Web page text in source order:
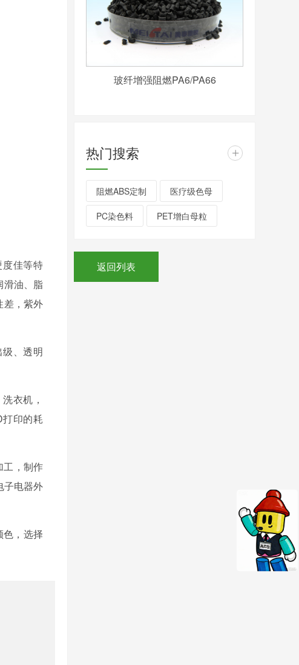
佳等特
滑油、脂
差，紫外
、透明
衣机，
印的耗
工，制作
子电器外
，选择
玻纤增强阻燃PA6/PA66
热门搜索 +
阻燃ABS定制 医疗级色母
PC染色料 PET增白母粒
返回列表